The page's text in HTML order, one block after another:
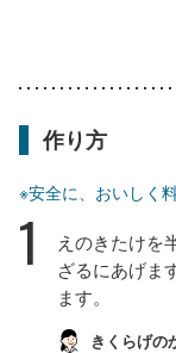
作り方
※安全に、おいしく
1
えのきたけを
ざるにあげま
ます。
きくらげの